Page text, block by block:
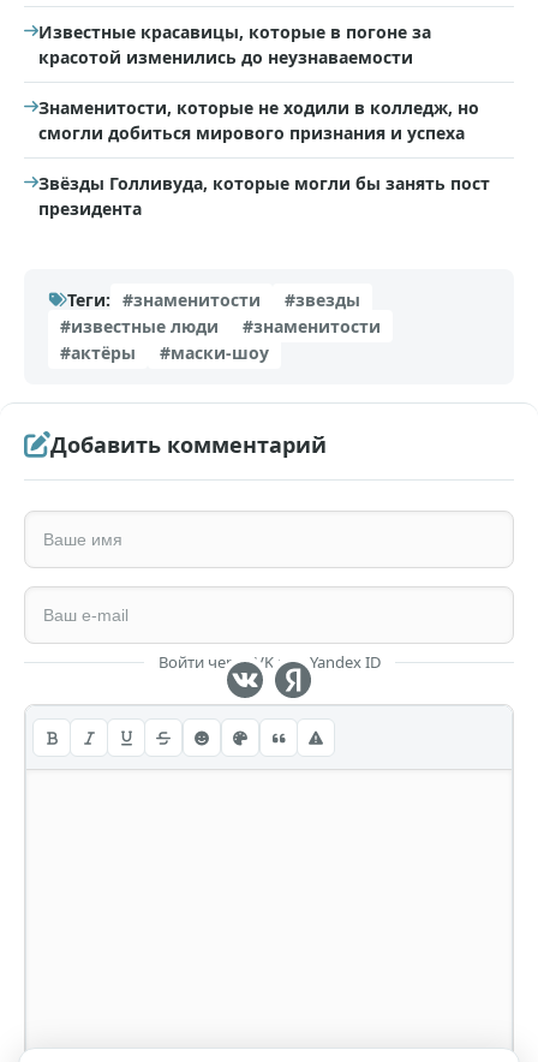
Известные красавицы, которые в погоне за
красотой изменились до неузнаваемости
Знаменитости, которые не ходили в колледж, но
смогли добиться мирового признания и успеха
Звёзды Голливуда, которые могли бы занять пост
президента
Теги: #знаменитости
#звезды
#известные люди
#знаменитости
#актёры
#маски-шоу
Добавить комментарий
Войти через VK или Yandex ID